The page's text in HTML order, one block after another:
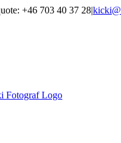
+46 703 40 37 28|